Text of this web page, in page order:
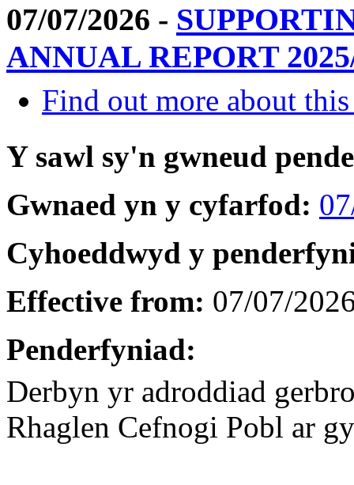
07/07/2026 -
ANNUAL REPORT
Find out more about
Y sawl sy'n gwneud
Gwnaed yn y cyfarfod:
Cyhoeddwyd y
Effective from: 07/07/
Penderfyniad:
Derbyn yr adroddiad
Rhaglen Cefnogi Pobl ar